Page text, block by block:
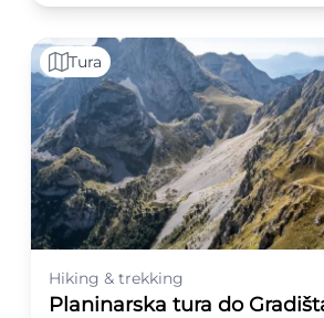
Tura
Hiking & trekking